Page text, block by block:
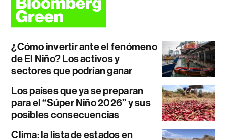
¿Cómo invertir ante el fenómeno
de El Niño? Los activos y
sectores que podrían ganar
Los países que ya se preparan
para el “Súper Niño 2026” y sus
posibles consecuencias
Clima: la lista de estados en